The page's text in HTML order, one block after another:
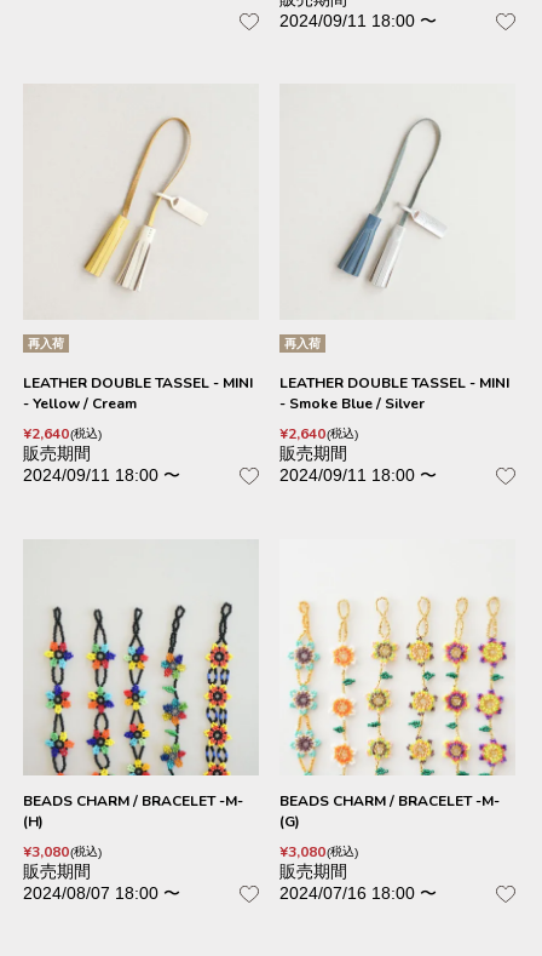
2024/09/11 18:00 〜
再入荷
LEATHER DOUBLE TASSEL - MINI
- Yellow / Cream
¥2,640 税込
販売期間
2024/09/11 18:00 〜
再入荷
LEATHER DOUBLE TASSEL - MINI
- Smoke Blue / Silver
¥2,640 税込
販売期間
2024/09/11 18:00 〜
BEADS CHARM / BRACELET -M-
(H)
¥3,080 税込
販売期間
2024/08/07 18:00 〜
BEADS CHARM / BRACELET -M-
(G)
¥3,080 税込
販売期間
2024/07/16 18:00 〜